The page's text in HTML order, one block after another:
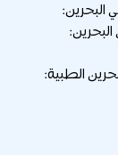
البحرين:
الطبية: